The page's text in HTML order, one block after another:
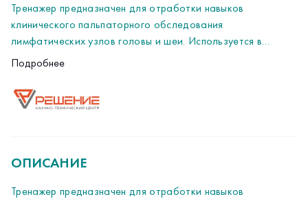
Тренажер предназначен для отработки навыков
клинического пальпаторного обследования
лимфатических узлов головы и шеи. Используется в
процессе обучения студентов медицинских вузов,
ординаторов, врачей общей практики, онкологов,
отоларингологов и среднего медицинского персонала.
Подробнее
ОПИСАНИЕ
Тренажер предназначен для отработки навыков